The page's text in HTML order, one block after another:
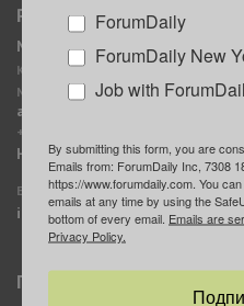
Реклама
MediaKit
Контактное лицо:
Марина Баранчук
ad@forumdaily.com
+1 347-604-1261
Наши рекламодатели
E-mail редакции:
info@forumdaily.com
Подписка
ForumDaily
ForumDaily New
Job with
By submitting this form, you are
Emails from: ForumDaily Inc, 7308
https://www.forumdaily.com. You
emails at any time by using the
bottom of every email. Emails are
Privacy Policy.